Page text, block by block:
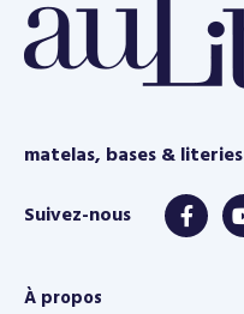
matelas, bases & literies
À propos